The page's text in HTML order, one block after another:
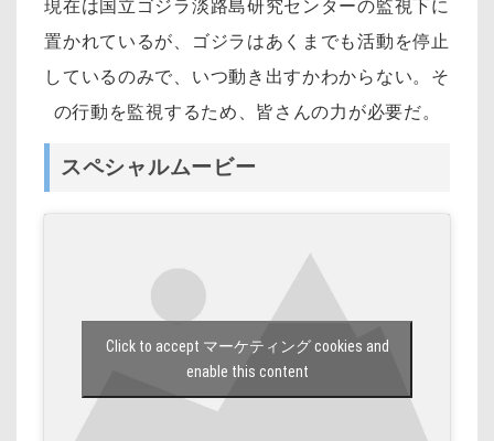
現在は国立ゴジラ淡路島研究センターの監視下に
置かれているが、ゴジラはあくまでも活動を停止
しているのみで、いつ動き出すかわからない。そ
の行動を監視するため、皆さんの力が必要だ。
スペシャルムービー
Click to accept マーケティング cookies and
enable this content